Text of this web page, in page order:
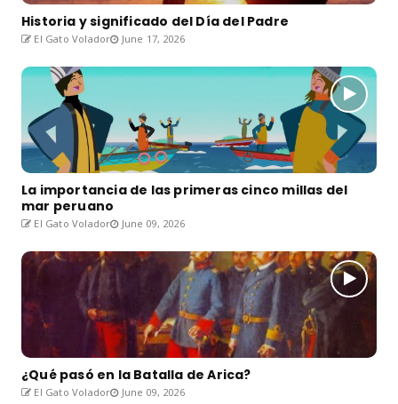
Historia y significado del Día del Padre
El Gato Volador June 17, 2026
La importancia de las primeras cinco millas del
mar peruano
El Gato Volador June 09, 2026
¿Qué pasó en la Batalla de Arica?
El Gato Volador June 09, 2026